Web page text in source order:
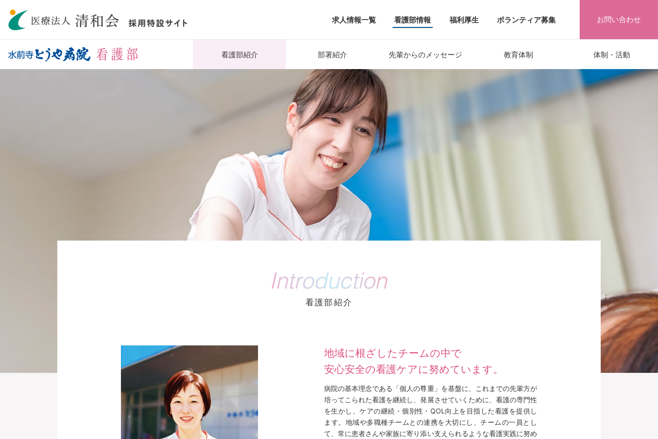
求人情報一覧 看護部情報 福利厚生 ボランティア募集 お問い合わせ
看護部紹介 部署紹介 先輩からの メッセージ 教育体制 体制 ・活動
看護部紹介
地域に根ざしたチームの中で
安心安全の看護ケアに努めています。
病院の基本理念である「個人の尊重」を基盤に、これまでの先輩方が
培ってこられた看護を継続し、発展させていくために、看護の専門性
を生かし、ケアの継続・個別性・QOL向上を目指した看護を提供し
ます。地域や多職種チームとの連携を大切にし、チームの一員とし
て、常に患者さんや家族に寄り添い支えられるような看護実践に努め